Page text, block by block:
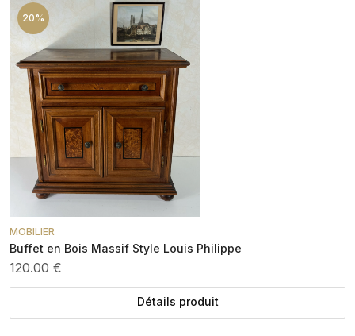
20%
MOBILIER
Buffet en Bois Massif Style Louis Philippe
120.00 €
Détails produit